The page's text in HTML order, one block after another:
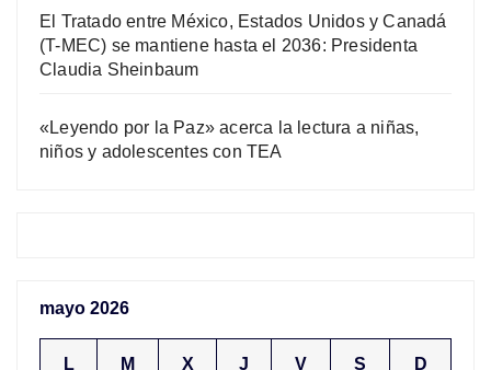
El Tratado entre México, Estados Unidos y Canadá
(T-MEC) se mantiene hasta el 2036: Presidenta
Claudia Sheinbaum
«Leyendo por la Paz» acerca la lectura a niñas,
niños y adolescentes con TEA
mayo 2026
L M X J V S D